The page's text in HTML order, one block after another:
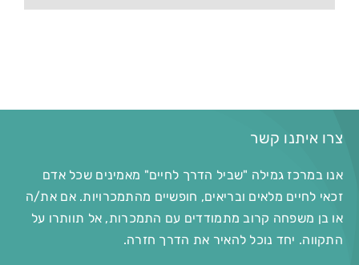
צרו איתנו קשר
אנו במרכז גמילה "שביל הדרך לחיים" מאמינים שכל אדם
זכאי לחיים מלאים ובריאים, חופשיים מהתמכרויות. אם את/ה
או בן משפחה קרוב מתמודדים עם התמכרות, אל תוותרו על
התקווה. יחד נוכל להאיר את הדרך חזרה.